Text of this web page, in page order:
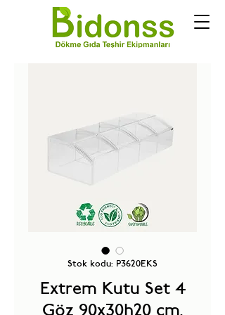
Stok kodu: P3620EKS
Extrem Kutu Set 4